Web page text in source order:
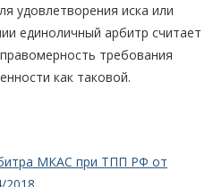
удовлетворения иска или
единоличный арбитр считает
требования
как таковой.
МКАС при ТПП РФ от
2018